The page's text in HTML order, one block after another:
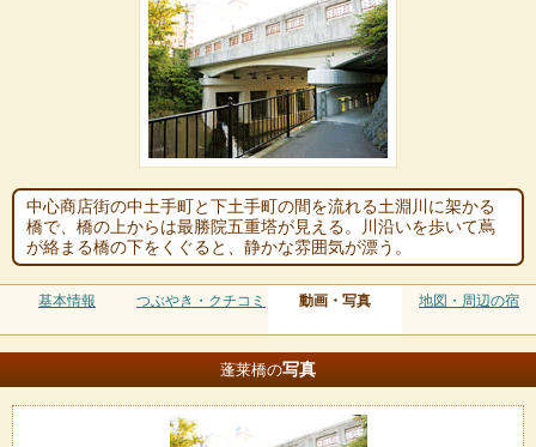
中心商店街の中土手町と下土手町の間を流れる土淵川に架かる
橋で、橋の上からは最勝院五重塔が見える。川沿いを歩いて蔦
が絡まる橋の下をくぐると、静かな雰囲気が漂う。
基本情報 つぶやき・クチコミ 動画・写真 地図・周辺の宿
蓬莱橋の写真